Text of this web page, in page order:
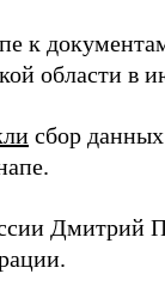
к
области в
сбор
Дмитрий